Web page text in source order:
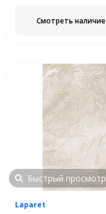
Смотреть наличие
Быстрый просмотр
Laparet